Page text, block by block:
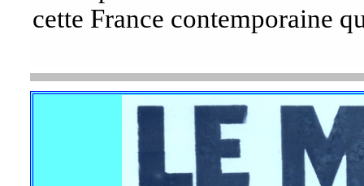
cette France contemporaine